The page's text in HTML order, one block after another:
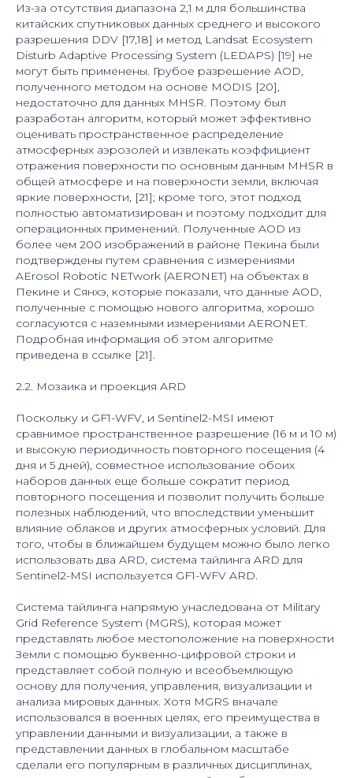
Из-за отсутствия диапазона 2,1 м для большинства
китайских спутниковых данных среднего и высокого
разрешения DDV [17,18] и метод Landsat Ecosystem
Disturb Adaptive Processing System (LEDAPS) [19] не
могут быть применены. Грубое разрешение AOD,
полученного методом на основе MODIS [20],
недостаточно для данных MHSR. Поэтому был
разработан алгоритм, который может эффективно
оценивать пространственное распределение
атмосферных аэрозолей и извлекать коэффициент
отражения поверхности по основным данным MHSR в
общей атмосфере и на поверхности земли, включая
яркие поверхности, [21]; кроме того, этот подход
полностью автоматизирован и поэтому подходит для
операционных применений. Полученные AOD из
более чем 200 изображений в районе Пекина были
подтверждены путем сравнения с измерениями
AErosol Robotic NETwork (AERONET) на объектах в
Пекине и Сянхэ, которые показали, что данные AOD,
полученные с помощью нового алгоритма, хорошо
согласуются с наземными измерениями AERONET.
Подробная информация об этом алгоритме
приведена в ссылке [21].
2.2. Мозаика и проекция ARD
Поскольку и GF1-WFV, и Sentinel2-MSI имеют
сравнимое пространственное разрешение (16 м и 10 м)
и высокую периодичность повторного посещения (4
дня и 5 дней), совместное использование обоих
наборов данных еще больше сократит период
повторного посещения и позволит получить больше
полезных наблюдений, что впоследствии уменьшит
влияние облаков и других атмосферных условий. Для
того, чтобы в ближайшем будущем можно было легко
использовать два ARD, система тайлинга ARD для
Sentinel2-MSI используется GF1-WFV ARD.
Система тайлинга напрямую унаследована от Military
Grid Reference System (MGRS), которая может
представлять любое местоположение на поверхности
Земли с помощью буквенно-цифровой строки и
представляет собой полную и всеобъемлющую
основу для получения, управления, визуализации и
анализа мировых данных. Хотя MGRS вначале
использовался в военных целях, его преимущества в
управлении данными и визуализации, а также в
представлении данных в глобальном масштабе
сделали его популярным в различных дисциплинах,